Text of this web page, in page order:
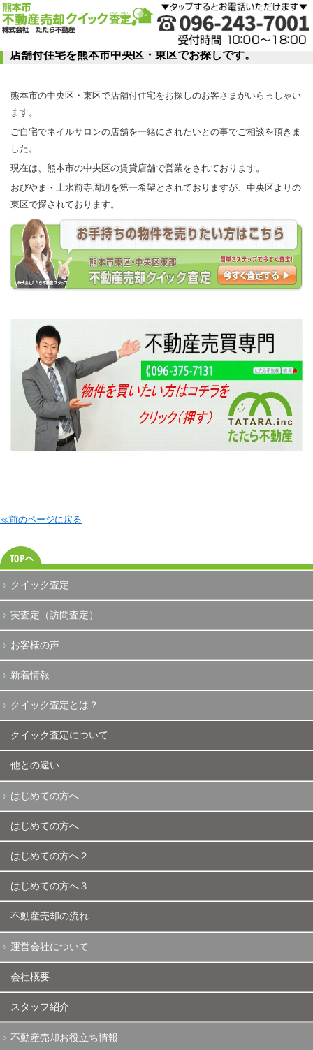
店舗付住宅を熊本市中央区・東区でお探しです。
熊本市の中央区・東区で店舗付住宅をお探しのお客さまがいらっしゃい
ます。
ご自宅でネイルサロンの店舗を一緒にされたいとの事でご相談を頂きま
した。
現在は、熊本市の中央区の賃貸店舗で営業をされております。
おびやま・上水前寺周辺を第一希望とされておりますが、中央区よりの
東区で探されております。
≪前のページに戻る
クイック査定
実査定（訪問査定）
お客様の声
新着情報
クイック査定とは？
クイック査定について
他との違い
はじめての方へ
はじめての方へ
はじめての方へ２
はじめての方へ３
不動産売却の流れ
運営会社について
会社概要
スタッフ紹介
不動産売却お役立ち情報